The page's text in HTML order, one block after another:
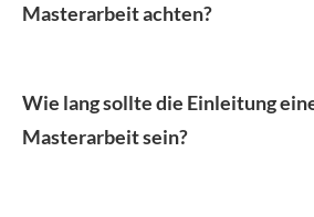
Masterarbeit achten?
Wie lang sollte die Einleitung
Masterarbeit sein?